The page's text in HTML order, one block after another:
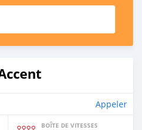
Appeler
BOÎTE DE VITESSES